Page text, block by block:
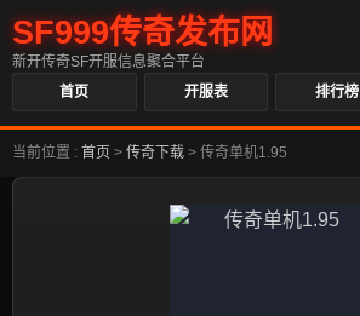
SF999传奇发布网
新开传奇SF开服信息聚合平台
首页
开服表 排行榜
当前位置 : 首页 > 传奇下载 > 传奇单机1.95